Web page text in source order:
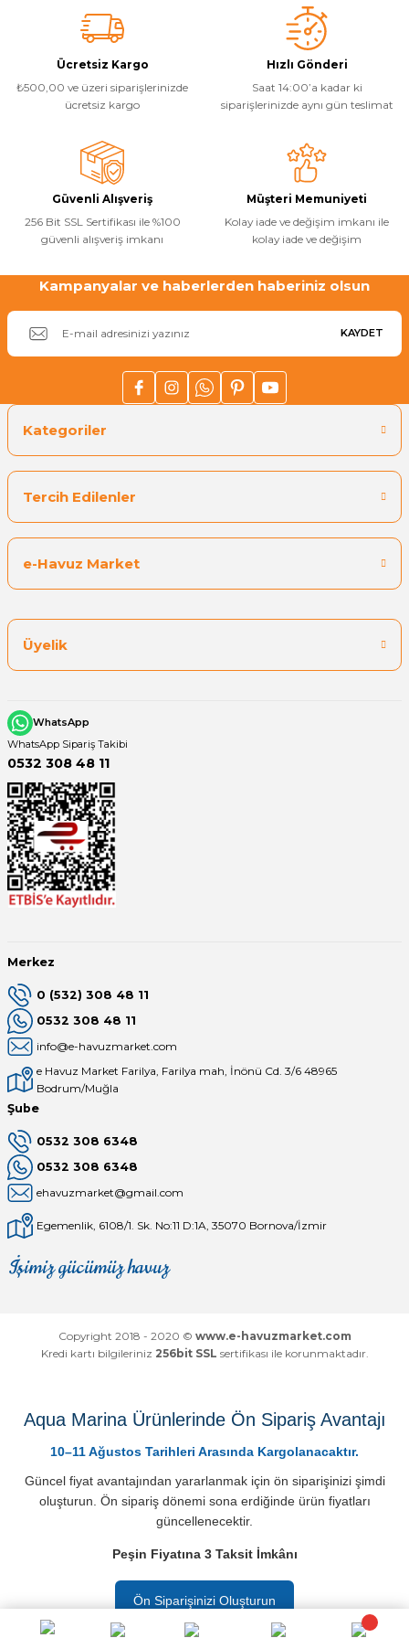
Havuz
Havuz Pompa
Havuz
Jakuzi Sauna
Kartuş Filtreler
Kuvars Cam
Olimpik Havuz
Yangın Pompası
Yorum Yaz
Görüş ve önerileriniz için teşekkür ederiz.
Ürün resmi kalitesiz, bozuk veya görüntülenemiyor.
Ürün açıklamasında eksik bilgiler bulunuyor.
Ürün bilgilerinde hatalar bulunuyor.
Ürün fiyatı diğer sitelerden daha pahalı.
Bu ürüne benzer farklı alternatifler olmalı.
Gönder
Ücretsiz Kargo
₺500,00 ve üzeri siparişlerinizde
ücretsiz kargo
Hızlı Gönderi
Saat 14:00’a kadar ki
siparişlerinizde aynı gün teslimat
Güvenli Alışveriş
256 Bit SSL Sertifikası ile %100
güvenli alışveriş imkanı
Müşteri Memuniyeti
Kolay iade ve değişim imkanı ile
kolay iade ve değişim
Kampanyalar ve haberlerden haberiniz olsun
KAYDET
Kategoriler
Tercih Edilenler
e-Havuz Market
Üyelik
WhatsApp
WhatsApp Sipariş Takibi
0532 308 48 11
Merkez
0 (532) 308 48 11
0532 308 48 11
info@e-havuzmarket.com
e Havuz Market Farilya, Farilya mah, İnönü Cd. 3/6 48965
Bodrum/Muğla
Şube
0532 308 6348
0532 308 6348
ehavuzmarket@gmail.com
Egemenlik, 6108/1. Sk. No:11 D:1A, 35070 Bornova/İzmir
İşimiz gücümüz havuz
Mağaza
Depomuz
Copyright 2018 - 2020 © www.e-havuzmarket.com
Kredi kartı bilgileriniz 256bit SSL sertifikası ile korunmaktadır.
Aqua Marina Ürünlerinde Ön Sipariş Avantajı
10–11 Ağustos Tarihleri Arasında Kargolanacaktır.
Güncel fiyat avantajından yararlanmak için ön siparişinizi şimdi
oluşturun. Ön sipariş dönemi sona erdiğinde ürün fiyatları
güncellenecektir.
Peşin Fiyatına 3 Taksit İmkânı
Ön Siparişinizi Oluşturun